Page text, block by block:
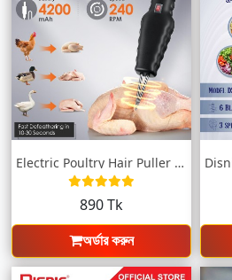
Electric Poultry Hair Puller – হাঁস ও মু...
890 Tk
অর্ডার করুন